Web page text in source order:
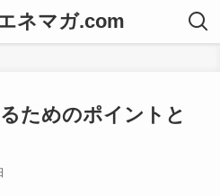
ネマガ.com
ためのポイントと